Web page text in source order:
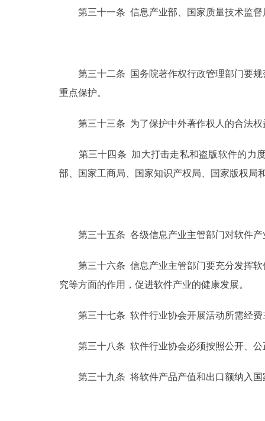
第三十一条 信息产业部、国家质量技术监督
第三十二条 国务院著作权行政管理部门要规
重点保护。
第三十三条 为了保护中外著作权人的合法权
第三十四条 加大打击走私和盗版软件的力度
部、国家工商局、国家知识产权局、国家版权局
第三十五条 各级信息产业主管部门对软件产
第三十六条 信息产业主管部门要充分发挥软
究等方面的作用，促进软件产业的健康发展。
第三十七条 软件行业协会开展活动所需经费
第三十八条 软件行业协会必须按照公开、公
第三十九条 将软件产品产值和出口额纳入国